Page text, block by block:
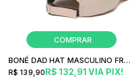
BONÉ DAD HAT MASCULINO FREESURF WRAP
R$ 132,91 VIA PIX!
R$ 139,90